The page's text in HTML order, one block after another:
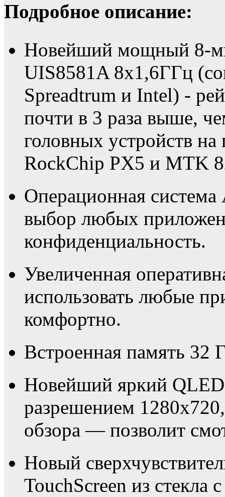
Подробное описание:
Новейший мощный 8-
UIS8581A 8х1,6ГГц
Spreadtrum и Intel) -
почти в 3 раза выше,
головных устройств
RockChip PX5 и MTK
Операционная
выбор любых
конфиденциальность.
Увеличенная
использовать любые
комфортно.
Встроенная память 32
Новейший яркий
разрешением
обзора — позволит
Новый
TouchScreen из стекла